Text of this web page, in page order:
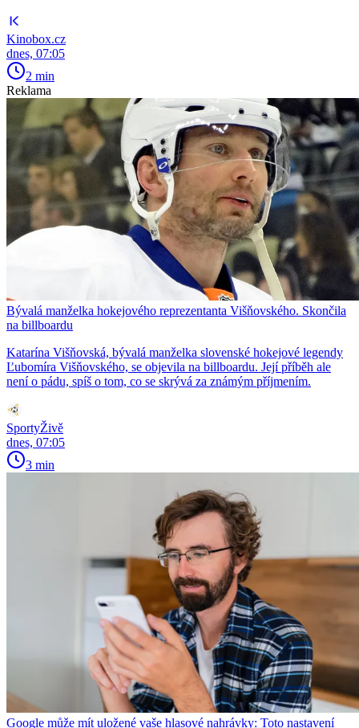
Kinobox.cz
dnes, 07:05
2 min
Reklama
Bývalá manželka hokejového reprezentanta Višňovského. Skončila
na billboardu
Katarína Višňovská, bývalá manželka slovenské hokejové legendy
Ľubomíra Višňovského, se objevila na billboardu. Její příběh ale
není o pádu, spíš o tom, co se skrývá za známým příjmením.
SportyŽivě
dnes, 07:05
3 min
Google může mít uložené vaše hlasové nahrávky: Toto nastavení